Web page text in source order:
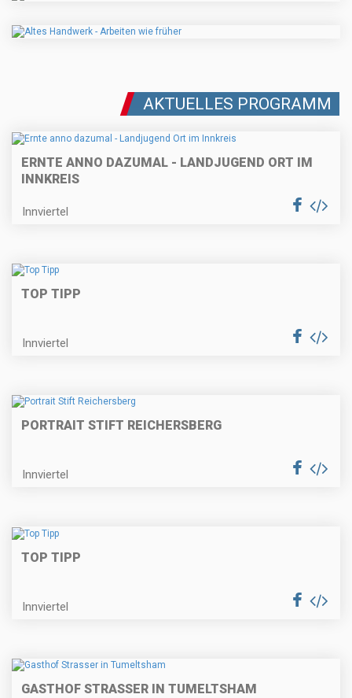
AKTUELLES PROGRAMM
ERNTE ANNO DAZUMAL - LANDJUGEND ORT IM
INNKREIS
Innviertel
TOP TIPP
Innviertel
PORTRAIT STIFT REICHERSBERG
Innviertel
TOP TIPP
Innviertel
GASTHOF STRASSER IN TUMELTSHAM